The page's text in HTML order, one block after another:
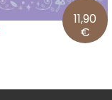
11,90
€